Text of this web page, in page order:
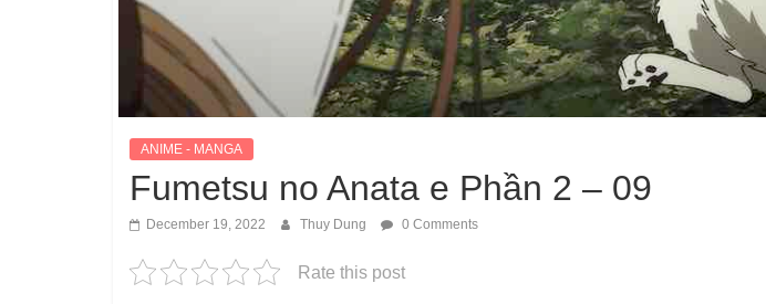
ANIME - MANGA
Fumetsu no Anata e Phần 2 – 09
December 19, 2022 Thuy Dung 0 Comments
Rate this post